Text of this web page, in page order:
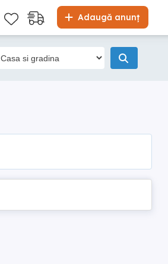
Adaugă anunț